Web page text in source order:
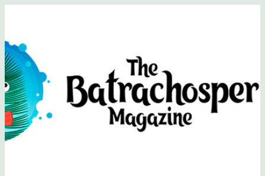
The Batrachospermum Magazine
Батрахоспермум (официальный сайт)